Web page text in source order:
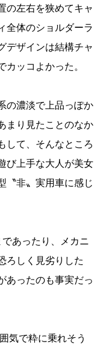
の左右を狭めてキャ
全体のショルダーラ
デザインは結構チャ
カッコよかった。
の濃淡で上品っぽか
まり見たことのなか
して、そんなところ
び上手な大人が美女
〝非〟実用車に感じ
あったり、メカニ
ろしく見劣りした
あったのも事実だっ
気で粋に乗れそう